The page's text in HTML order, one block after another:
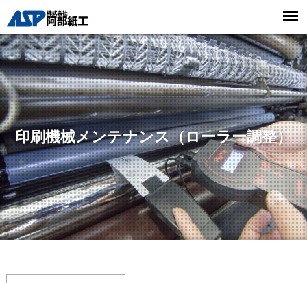
印刷機械メンテナンス（ローラー調整）